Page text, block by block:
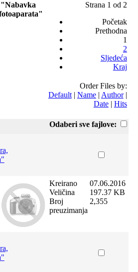
Strana 1 od 2
Početak
Prethodna
1
2
Sljedeća
Kraj
Order Files by:
Default| Name| Author|
Date| Hits
Odaberi sve fajlove:
Kreirano
Veličina
Broj
preuzimanja
07.06.2016
197.37 KB
2,355